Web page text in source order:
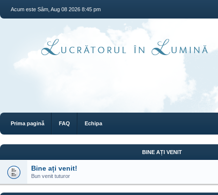
Acum este Sâm, Aug 08 2026 8:45 pm
Prima pagină FAQ Echipa
BINE AȚI VENIT
Bine ați venit!
Bun venit tuturor